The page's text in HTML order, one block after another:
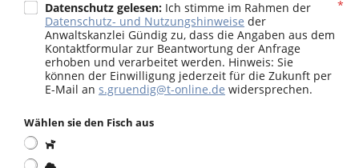
Datenschutz gelesen:Ich stimme im Rahmen der
Datenschutz- und Nutzungshinweise der
Anwaltskanzlei Gündig zu, dass die Angaben aus dem
Kontaktformular zur Beantwortung der Anfrage
erhoben und verarbeitet werden. Hinweis: Sie
können der Einwilligung jederzeit für die Zukunft per
E-Mail an s.gruendig@t-online.de widersprechen.
Wählen sie den Fisch aus